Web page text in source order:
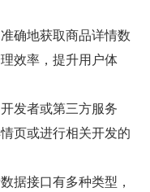
确地获取商品详情数
效率，提升用户体
发者或第三方服务
页或进行相关开发的
据接口有多种类型，